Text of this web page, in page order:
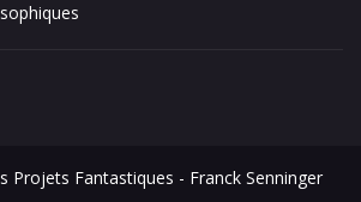
Projets Fantastiques - Franck Senninger